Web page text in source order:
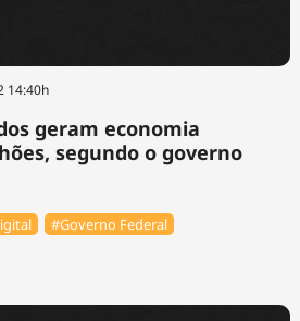
14:40h
geram economia
segundo o governo
#Governo Federal